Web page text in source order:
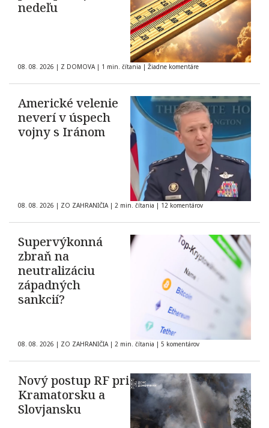
nedeľu
08. 08. 2026 | Z DOMOVA | 1 min. čítania | Žiadne komentáre
Americké velenie
neverí v úspech
vojny s Iránom
08. 08. 2026 | ZO ZAHRANIČIA | 2 min. čítania | 12 komentárov
Supervýkonná
zbraň na
neutralizáciu
západných
sankcií?
08. 08. 2026 | ZO ZAHRANIČIA | 2 min. čítania | 5 komentárov
Nový postup RF pri
Kramatorsku a
Slovjansku